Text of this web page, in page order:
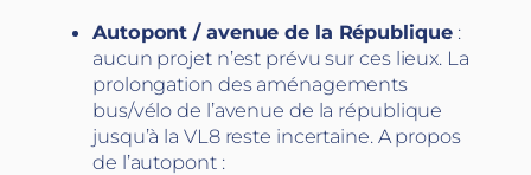
Autopont / avenue de la République:
aucun projet n’est prévu sur ces lieux. La
prolongation des aménagements
bus/vélo de l’avenue de la république
jusqu’à la VL8 reste incertaine. A propos
de l’autopont :